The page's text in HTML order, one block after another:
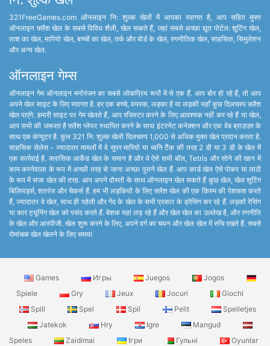
321FreeGames.com ऑनलाइन नि: शुल्क खेलों में आपका स्वागत है, आप सहित मुफ्त
ऑनलाइन फ़्लैश खेल के सबसे विविध शैली, खेल सकते हैं, जहां सबसे अच्छा द्यूत पोर्टल: शूटिंग खेल,
ताश का खेल, मारियो खेल, बच्चों का खेल, तर्क और बोर्ड के खेल, रणनीतिक खेल, साहसिक, सिमुलेशन
और अन्य खेल.
ऑनलाइन गेम्स
ऑनलाइन गेम ऑनलाइन मनोरंजन का सबसे लोकप्रिय रूपों में से एक हैं. आप बोर हो रहे हैं, तो आप
अपने खेल साइट के लिए स्वागत है. हर एक बच्चे, वयस्क, लड़का है या लड़की यहाँ कुछ दिलचस्प फ़्लैश
खेल पाएंगे. हमारी साइट पर गेम खेलते हैं, आप रजिस्टर करने के लिए आवश्यक नहीं कर रहे हैं या खेल,
आप सभी की जरूरत है फ़्लैश प्लेयर स्थापित करने के साथ इंटरनेट कनेक्शन और एक वेब ब्राउज़र के
साथ एक कंप्यूटर है. कुल 321 नि: शुल्क खेलों दिलचस्प 1,000 से अधिक मुक्त खेल प्रदान करता है.
साहसिक सेलेस - ज्यादातर मामलों में वे सुपर मारियो या ध्वनि टैंक की तरह 2 डी या 3 डी के खेल में
एक कार्रवाई है. क्लासिक आर्केड खेल के समान है और वे ऐसे सभी बॉल, Tetris और सोने की खान में
काम करनेवाला के रूप में अच्छी तरह से जाना अच्छा पुराने खेल हैं. आप कार्ड खेल ऐसे पोकर या लाठी
के रूप में सजा खेल की तरह. आप अपने दोस्तों के साथ ऑनलाइन खेल सकते हैं कुछ खेल, खेल शूटिंग
बिलियर्ड्स, शतरंज और चेकर्स हैं. हम भी लड़कियों के लिए फ़्लैश खेल की एक किस्म की पेशकश करते
हैं, ज्यादातर वे खेल, साथ ही पहेली और गेंद के खेल के सभी प्रकार के ड्रेसिंग कर रहे हैं. लड़कों रेसिंग
या कार ट्यूनिंग खेल को पसंद करते हैं. बेशक यहां लड़ रहे हैं और खेल खेल का उल्लेख है, और रणनीति
के खेल और आरपीजी. खेल शुरू करने के लिए, अपने वर्ग का चयन और खेल खेल में रुचि रखते हैं. सबसे
रोमांचक खेल खेलने के लिए समय!
Games Игры Juegos
Jogos
Spiele
Gry Jeux Jocuri
Giochi
Spill
Spel Spil Pelit
Spelletjes
Jatekok
Hry Igre
Mangud
Speles
Zaidimai Ігри Гульні
Oyunlar